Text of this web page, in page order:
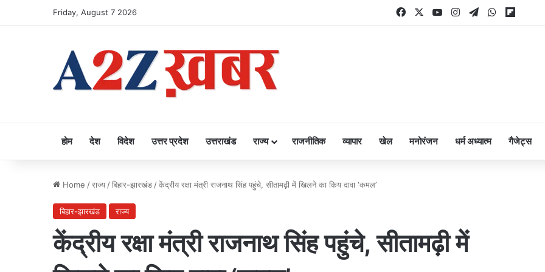
Friday, August 7 2026 FacebookYouTubeInstagram
TelegramWhatsApp
होम देश विदेश उत्तर प्रदेश उत्तराखंड राज्य राजनीतिक व्यापार खेल मनोरंजन धर्म अध्यात्म गैजेट्स
Home /राज्य /बिहार-झारखंड /केंद्रीय रक्षा मंत्री राजनाथ सिंह पहुंचे, सीतामढ़ी में खिलने का किय दावा ‘कमल’
बिहार-झारखंड राज्य
केंद्रीय रक्षा मंत्री राजनाथ सिंह पहुंचे, सीतामढ़ी में